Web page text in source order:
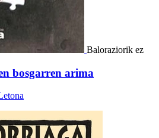
Baloraziorik ez
bosgarren arima